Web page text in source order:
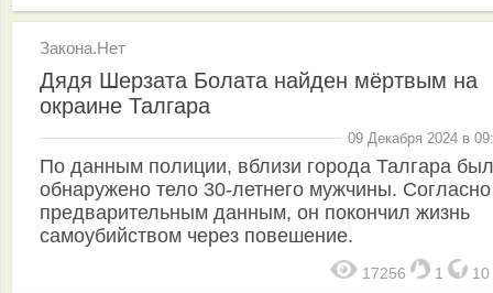
Закона.Нет
Дядя Шерзата Болата найден мёртвым на
окраине Талгара
09 Декабря 2024 в
По данным полиции, вблизи города Талгара
обнаружено тело 30-летнего мужчины. Согласно
предварительным данным, он покончил жизнь
самоубийством через повешение.
17256 1 10